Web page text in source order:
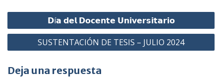
𝗗í𝗮 𝗱𝗲𝗹 𝗗𝗼𝗰𝗲𝗻𝘁𝗲 𝗨𝗻𝗶𝘃𝗲𝗿𝘀𝗶𝘁𝗮𝗿𝗶𝗼
SUSTENTACIÓN DE TESIS – JULIO 2024
Deja una respuesta